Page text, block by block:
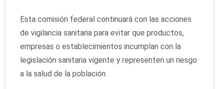
Esta comisión federal continuará con las acciones
de vigilancia sanitaria para evitar que productos,
empresas o establecimientos incumplan con la
legislación sanitaria vigente y representen un riesgo
a la salud de la población.